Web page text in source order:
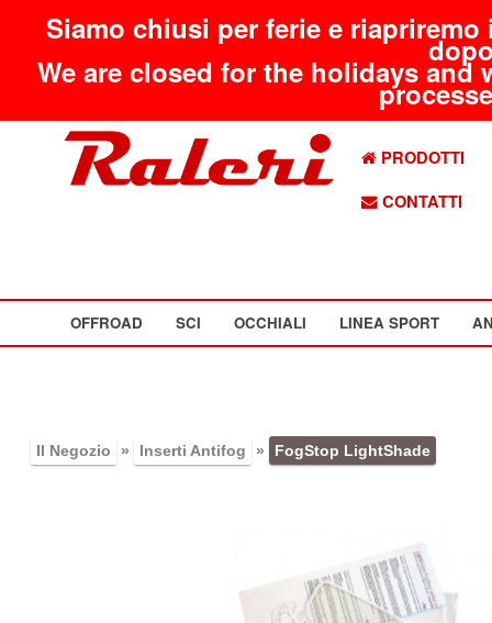
Siamo chiusi per ferie e
We are closed for the holidays
PRODOTTI
CONTATTI
OFFROAD SCI OCCHIALI LINEA SPORT
Il Negozio » Inserti Antifog » FogStop LightShade